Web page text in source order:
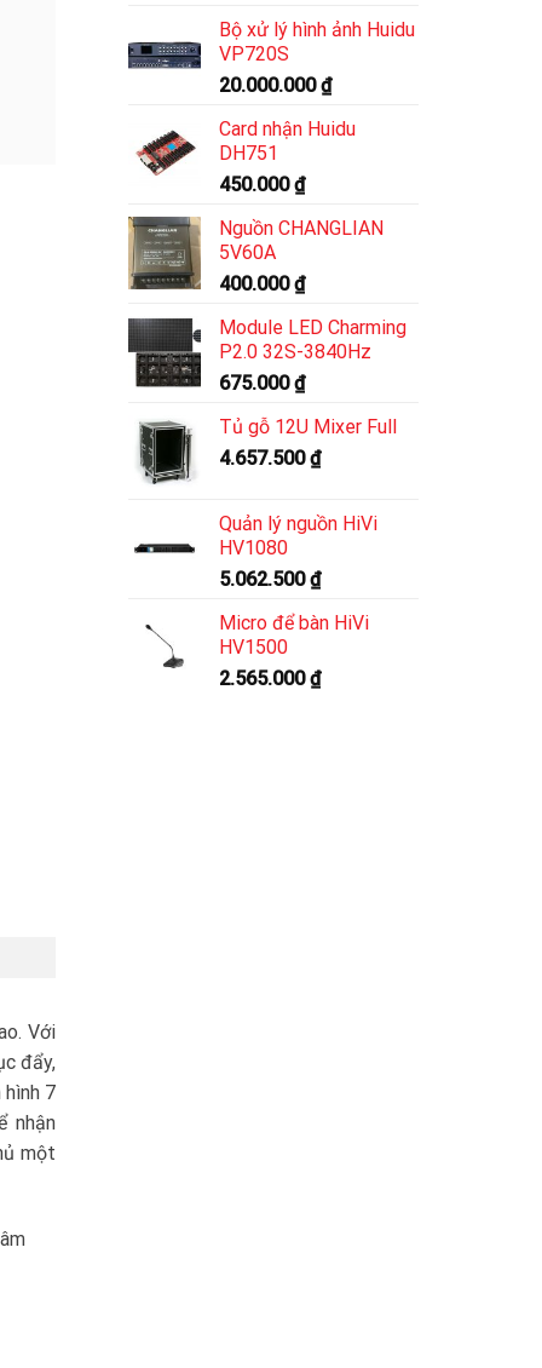
Với
đẩy,
7
nhận
một
Bộ xử lý hình ảnh Huidu
VP720S
20.000.000₫
Card nhận Huidu
DH751
450.000₫
Nguồn CHANGLIAN
5V60A
400.000₫
Module LED Charming
P2.0 32S-3840Hz
675.000₫
Tủ gỗ 12U Mixer Full
4.657.500₫
Quản lý nguồn HiVi
HV1080
5.062.500₫
Micro để bàn HiVi
HV1500
2.565.000₫